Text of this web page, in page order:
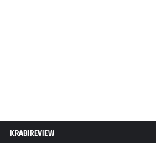
KRABIREVIEW